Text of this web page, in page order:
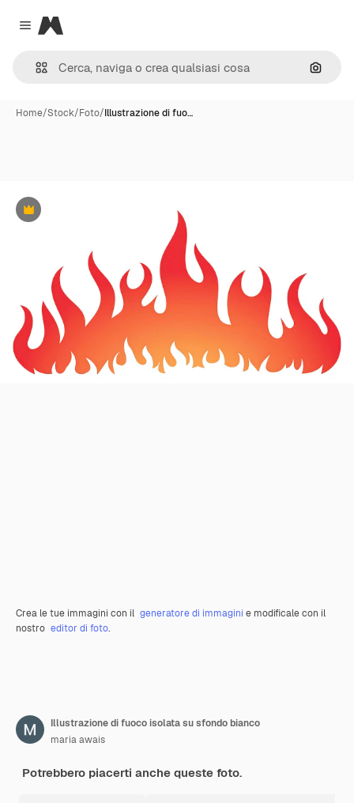
Close menu
Magnific
Cerca
Home/Stock/Foto/Illustrazione di fuo…
Premium
Crea le tue immagini con il generatore di immagini e modificale con il
nostro editor di foto.
Illustrazione di fuoco isolata su sfondo bianco
maria awais
Potrebbero piacerti anche queste foto.